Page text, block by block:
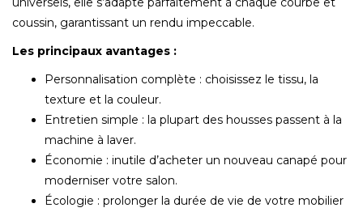
coussin, garantissant un rendu impeccable.
Les principaux avantages :
Personnalisation complète : choisissez le tissu, la
texture et la couleur.
Entretien simple : la plupart des housses passent à la
machine à laver.
Économie : inutile d’acheter un nouveau canapé pour
moderniser votre salon.
Écologie : prolonger la durée de vie de votre mobilier